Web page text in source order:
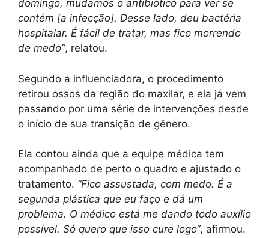
domingo, mudamos o antibiótico para ver se
contém [a infecção]. Desse lado, deu bactéria
hospitalar. É fácil de tratar, mas fico morrendo
de medo”, relatou.
Segundo a influenciadora, o procedimento
retirou ossos da região do maxilar, e ela já vem
passando por uma série de intervenções desde
o início de sua transição de gênero.
Ela contou ainda que a equipe médica tem
acompanhado de perto o quadro e ajustado o
tratamento. “Fico assustada, com medo. É a
segunda plástica que eu faço e dá um
problema. O médico está me dando todo auxílio
possível. Só quero que isso cure logo“, afirmou.